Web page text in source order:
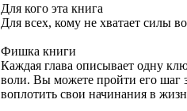
Для кого эта книга
Для всех, кому не хватает силы
Фишка книги
Каждая глава описывает одну
воли. Вы можете пройти его шаг
воплотить свои начинания в